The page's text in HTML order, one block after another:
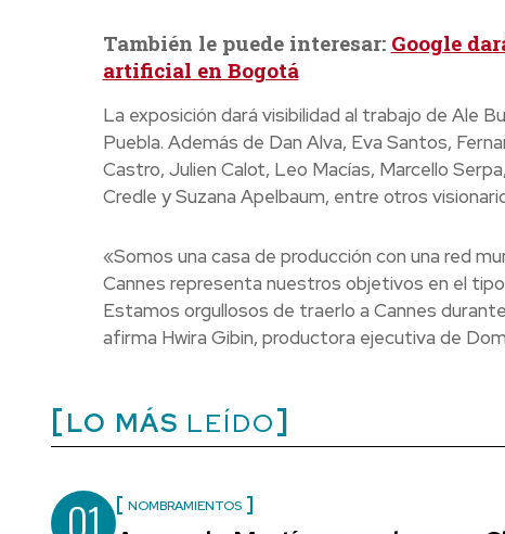
También le puede interesar: Google
artificial en Bogotá
La exposición dará visibilidad al trabajo de Ale
Puebla. Además de Dan Alva, Eva Santos,
Castro, Julien Calot, Leo Macías, Marcello
Credle y Suzana Apelbaum, entre otros
«Somos una casa de producción con una red
Cannes representa nuestros objetivos en el
Estamos orgullosos de traerlo a Cannes
afirma Hwira Gibin, productora ejecutiva de
LO MÁS LEÍDO
01 NOMBRAMIENTOS